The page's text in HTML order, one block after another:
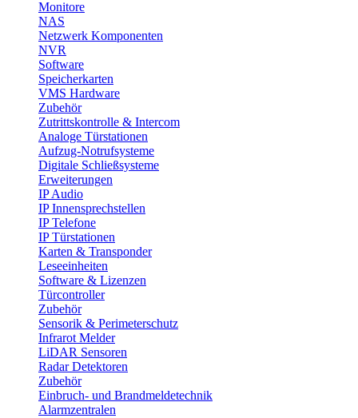
Monitore
NAS
Netzwerk Komponenten
NVR
Software
Speicherkarten
VMS Hardware
Zubehör
Zutrittskontrolle & Intercom
Analoge Türstationen
Aufzug-Notrufsysteme
Digitale Schließsysteme
Erweiterungen
IP Audio
IP Innensprechstellen
IP Telefone
IP Türstationen
Karten & Transponder
Leseeinheiten
Software & Lizenzen
Türcontroller
Zubehör
Sensorik & Perimeterschutz
Infrarot Melder
LiDAR Sensoren
Radar Detektoren
Zubehör
Einbruch- und Brandmeldetechnik
Alarmzentralen